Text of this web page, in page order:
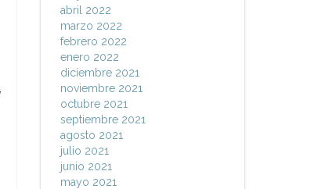
abril 2022
marzo 2022
febrero 2022
enero 2022
diciembre 2021
noviembre 2021
octubre 2021
septiembre 2021
agosto 2021
julio 2021
junio 2021
mayo 2021